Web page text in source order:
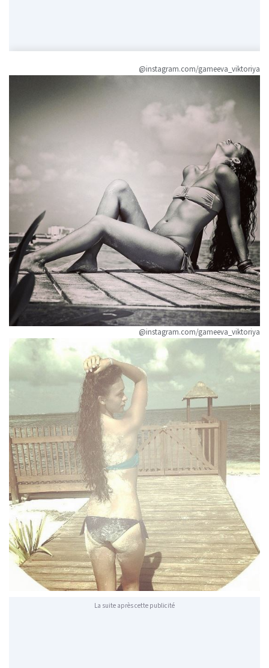
@instagram.com/gameeva_viktoriya
@instagram.com/gameeva_viktoriya
La suite après cette publicité